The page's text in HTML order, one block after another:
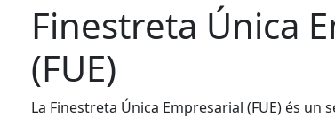
Finestreta Única
(FUE)
La Finestreta Única Empresarial (FUE) és un